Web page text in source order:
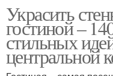
Украсить
гостиной –
стильных
центральной